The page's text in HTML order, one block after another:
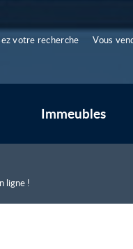
votre recherche Vous
Immeubles
ligne !